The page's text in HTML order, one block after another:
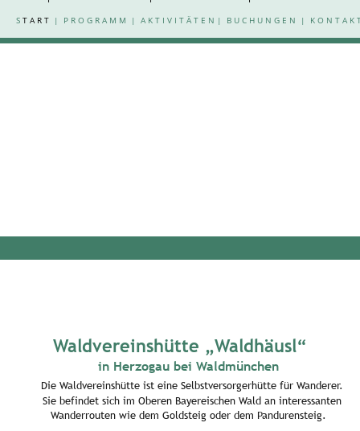
Waldvereinshütte „Waldhäusl“
in Herzogau bei Waldmünchen
Die Waldvereinshütte ist eine Selbstversorgerhütte für Wanderer.
Sie befindet sich im Oberen Bayereischen Wald an interessanten
Wanderrouten wie dem Goldsteig oder dem Pandurensteig.
S T A R T | P R O G R A M M | A K T I V I T Ä T E N | B U C H U N G E N | K O N T A